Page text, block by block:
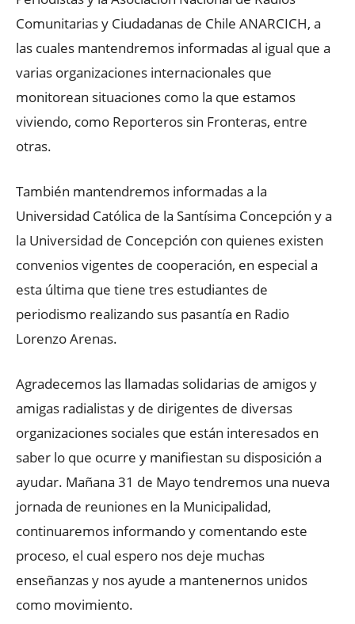
Comunitarias y Ciudadanas de Chile ANARCICH, a
las cuales mantendremos informadas al igual que a
varias organizaciones internacionales que
monitorean situaciones como la que estamos
viviendo, como Reporteros sin Fronteras, entre
otras.
También mantendremos informadas a la
Universidad Católica de la Santísima Concepción y a
la Universidad de Concepción con quienes existen
convenios vigentes de cooperación, en especial a
esta última que tiene tres estudiantes de
periodismo realizando sus pasantía en Radio
Lorenzo Arenas.
Agradecemos las llamadas solidarias de amigos y
amigas radialistas y de dirigentes de diversas
organizaciones sociales que están interesados en
saber lo que ocurre y manifiestan su disposición a
ayudar. Mañana 31 de Mayo tendremos una nueva
jornada de reuniones en la Municipalidad,
continuaremos informando y comentando este
proceso, el cual espero nos deje muchas
enseñanzas y nos ayude a mantenernos unidos
como movimiento.